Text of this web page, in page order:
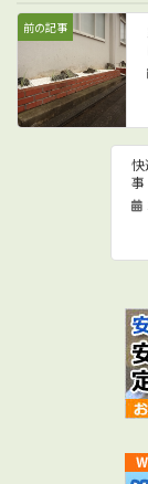
前の記事
快
事